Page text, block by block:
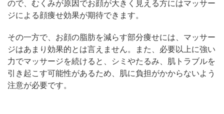
ので、むくみが原因でお顔が大きく見える方にはマッサー
ジによる顔痩せ効果が期待できます。
その一方で、お顔の脂肪を減らす部分痩せには、マッサー
ジはあまり効果的とは言えません。また、必要以上に強い
力でマッサージを続けると、シミやたるみ、肌トラブルを
引き起こす可能性があるため、肌に負担がかからないよう
注意が必要です。